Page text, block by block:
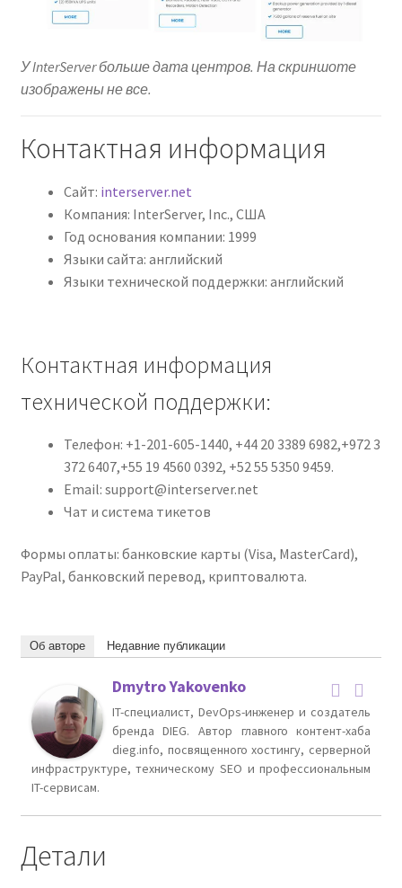
У InterServer больше дата центров. На скриншоте
изображены не все.
Контактная информация
Сайт: interserver.net
Компания: InterServer, Inc., США
Год основания компании: 1999
Языки сайта: английский
Языки технической поддержки: английский
Контактная информация
технической поддержки:
Телефон: +1-201-605-1440, +44 20 3389 6982,+972 3
372 6407,+55 19 4560 0392, +52 55 5350 9459.
Email: support@interserver.net
Чат и система тикетов
Формы оплаты: банковские карты (Visa, MasterCard),
PayPal, банковский перевод, криптовалюта.
Об авторе Недавние публикации
Dmytro Yakovenko
IT-специалист, DevOps-инженер и создатель
бренда DIEG. Автор главного контент-хаба
dieg.info, посвященного хостингу, серверной
инфраструктуре, техническому SEO и профессиональным
IT-сервисам.
Детали